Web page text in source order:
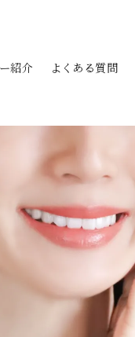
紹介 よくある質問